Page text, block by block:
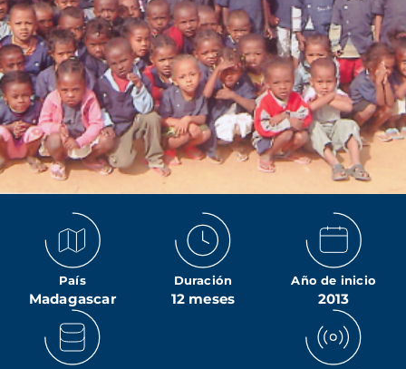
País
Madagascar
Duración
12 meses
Año de inicio
2013